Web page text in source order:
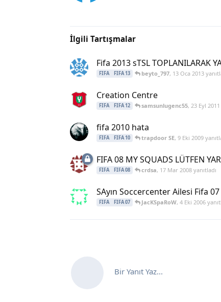
İlgili Tartışmalar
Fifa 2013 sTSL TOPLANILARAK
FIFA FIFA 13 beyto_797, 13 Oca 2013
Creation Centre
FIFA FIFA 12 samsunlugenc55, 23 Eyl 2011
fifa 2010 hata
FIFA FIFA 10 trapdoor SE, 9 Eki 2009
FIFA 08 MY SQUADS LÜTFEN
FIFA FIFA 08 crdsa, 17 Mar 2008yanıtladı
SAyın Soccercenter Ailesi Fifa
FIFA FIFA 07 JacKSpaRoW, 4 Eki 2006
Bir Yanıt Yaz...